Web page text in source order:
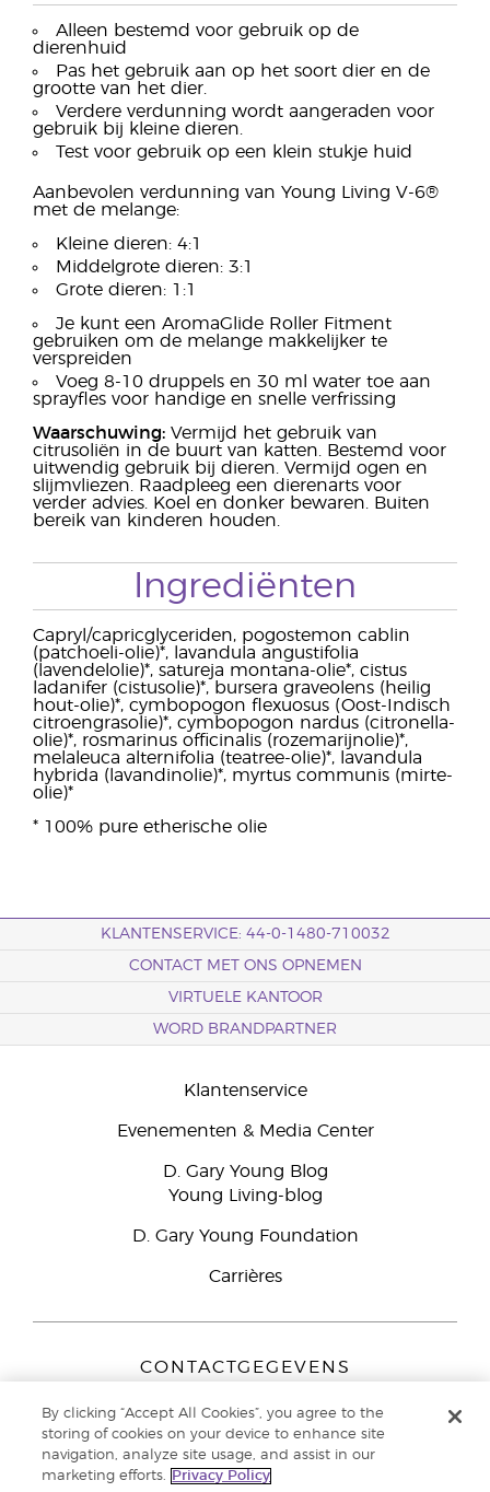
Alleen bestemd voor gebruik op de
dierenhuid
Pas het gebruik aan op het soort dier en de
grootte van het dier.
Verdere verdunning wordt aangeraden voor
gebruik bij kleine dieren.
Test voor gebruik op een klein stukje huid
Aanbevolen verdunning van Young Living V-6®
met de melange:
Kleine dieren: 4:1
Middelgrote dieren: 3:1
Grote dieren: 1:1
Je kunt een AromaGlide Roller Fitment
gebruiken om de melange makkelijker te
verspreiden
Voeg 8-10 druppels en 30 ml water toe aan
sprayfles voor handige en snelle verfrissing
Waarschuwing: Vermijd het gebruik van
citrusoliën in de buurt van katten. Bestemd voor
uitwendig gebruik bij dieren. Vermijd ogen en
slijmvliezen. Raadpleeg een dierenarts voor
verder advies. Koel en donker bewaren. Buiten
bereik van kinderen houden.
Ingrediënten
Capryl/capricglyceriden, pogostemon cablin
(patchoeli-olie)*, lavandula angustifolia
(lavendelolie)*, satureja montana-olie*, cistus
ladanifer (cistusolie)*, bursera graveolens (heilig
hout-olie)*, cymbopogon flexuosus (Oost-Indisch
citroengrasolie)*, cymbopogon nardus (citronella-
olie)*, rosmarinus officinalis (rozemarijnolie)*,
melaleuca alternifolia (teatree-olie)*, lavandula
hybrida (lavandinolie)*, myrtus communis (mirte-
olie)*
* 100% pure etherische olie
KLANTENSERVICE: 44-0-1480-710032
CONTACT MET ONS OPNEMEN
VIRTUELE KANTOOR
WORD BRANDPARTNER
Klantenservice
Evenementen & Media Center
D. Gary Young Blog
Young Living-blog
D. Gary Young Foundation
Carrières
CONTACTGEGEVENS
Peizerweg 97
9727 AJ Groningen
Nederland
By clicking “Accept All Cookies”, you agree to the
storing of cookies on your device to enhance site
navigation, analyze site usage, and assist in our
marketing efforts.
Privacy Policy